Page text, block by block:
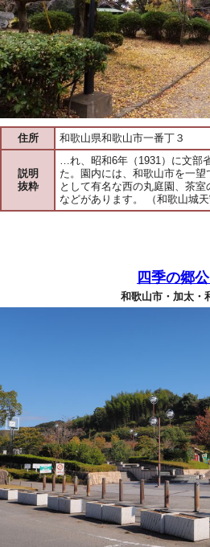
住所 和歌山県和歌山市一番丁３
説明
抜粋
…れ、昭和6年（1931）に文部
た。園内には、和歌山市を一
として有名な西の丸庭園、茶
などがあります。 （和歌山城
四季の郷
和歌山市・加太・